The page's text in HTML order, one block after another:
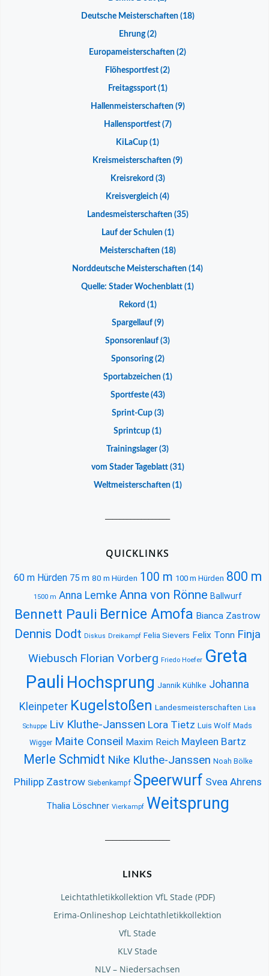
Deutsche Meisterschaften(18)
Ehrung(2)
Europameisterschaften (2)
Flöhesportfest (2)
Freitagssport(1)
Hallenmeisterschaften(9)
Hallensportfest(7)
KiLaCup (1)
Kreismeisterschaften (9)
Kreisrekord (3)
Kreisvergleich (4)
Landesmeisterschaften(35)
Lauf der Schulen(1)
Meisterschaften(18)
Norddeutsche Meisterschaften (14)
Quelle: Stader Wochenblatt (1)
Rekord (1)
Spargellauf(9)
Sponsorenlauf (3)
Sponsoring(2)
Sportabzeichen(1)
Sportfeste(43)
Sprint-Cup(3)
Sprintcup (1)
Trainingslager(3)
vom Stader Tageblatt(31)
Weltmeisterschaften(1)
QUICKLINKS
60 m Hürden 75 m 80 m Hürden 100 m 100 m Hürden 800 m
1500 m Anna Lemke Anna von Rönne Ballwurf
Bennett Pauli Bernice Amofa Bianca Zastrow
Dennis Dodt Diskus Dreikampf Felia Sievers Felix Tonn Finja
Wiebusch Florian Vorberg Friedo Hoefer Greta
Pauli Hochsprung Jannik Kühlke Johanna
Kleinpeter Kugelstoßen Landesmeisterschaften Lisa
Schuppe Liv Kluthe-Janssen Lora Tietz Luis Wolf Mads
Wigger Maite Conseil Maxim Reich Mayleen Bartz
Merle Schmidt Nike Kluthe-Janssen Noah Bölke
Philipp Zastrow Siebenkampf Speerwurf Svea Ahrens
Thalia Löschner Vierkampf Weitsprung
LINKS
Leichtathletikkollektion VfL Stade (PDF)
Erima-Onlineshop Leichtathletikkollektion
VfL Stade
KLV Stade
NLV – Niedersachsen